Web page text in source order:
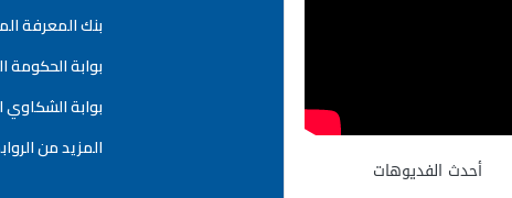
أحدث الفديوهات
بنك المعرفة
بوابة الحكومة
بوابة الشكاوي
المزيد من